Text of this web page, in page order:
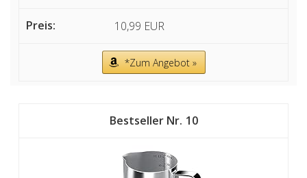
10,99 EUR
*Zum Angebot »
10